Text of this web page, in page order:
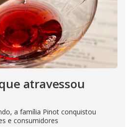
atravessou
a família Pinot conquistou
e consumidores